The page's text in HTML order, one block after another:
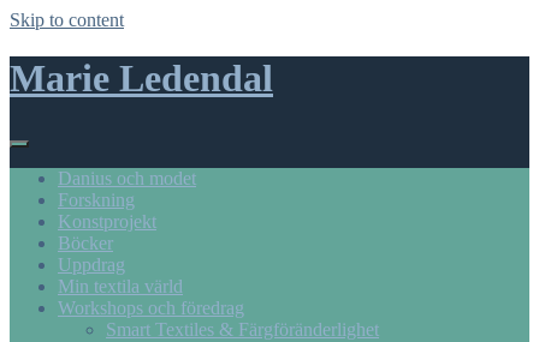
Skip to content
Marie Ledendal
Danius och modet
Forskning
Konstprojekt
Böcker
Uppdrag
Min textila värld
Workshops och föredrag
Smart Textiles & Färgföränderlighet